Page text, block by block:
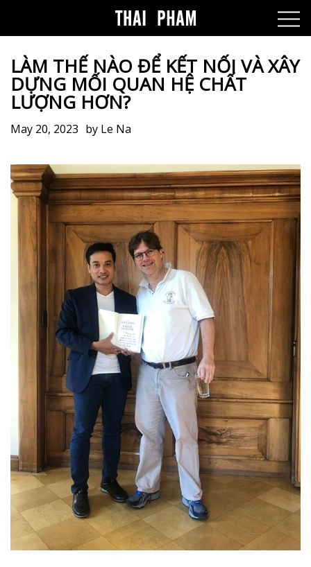
LÀM THẾ NÀO ĐỂ KẾT NỐI VÀ XÂY
DỰNG MỐI QUAN HỆ CHẤT
LƯỢNG HƠN?
May 20, 2023 by Le Na